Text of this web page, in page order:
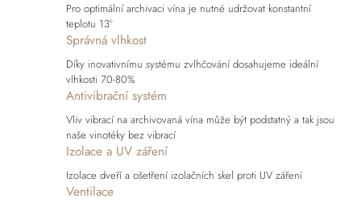
Pro optimální archivaci vína je nutné udržovat konstantní
teplotu 13°
Správná vlhkost
Díky inovativnímu systému zvlhčování dosahujeme ideální
vlhkosti 70-80%
Antivibrační systém
Vliv vibrací na archivovaná vína může být podstatný a tak jsou
naše vinotéky bez vibrací
Izolace a UV záření
Izolace dveří a ošetření izolačních skel proti UV záření
Ventilace